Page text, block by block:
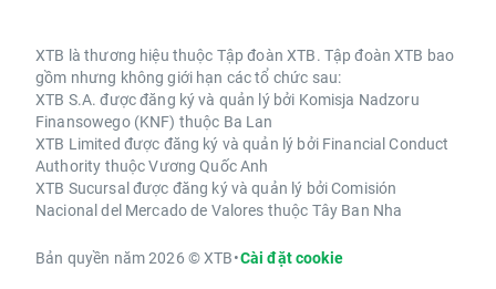
XTB là thương hiệu thuộc Tập đoàn XTB. Tập đoàn XTB bao
gồm nhưng không giới hạn các tổ chức sau:
XTB S.A. được đăng ký và quản lý bởi Komisja Nadzoru
Finansowego (KNF) thuộc Ba Lan
XTB Limited được đăng ký và quản lý bởi Financial Conduct
Authority thuộc Vương Quốc Anh
XTB Sucursal được đăng ký và quản lý bởi Comisión
Nacional del Mercado de Valores thuộc Tây Ban Nha
Bản quyền năm 2026 © XTB•Cài đặt cookie